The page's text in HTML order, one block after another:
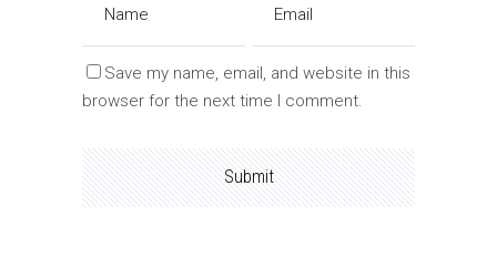
Save my name, email, and website in this
browser for the next time I comment.